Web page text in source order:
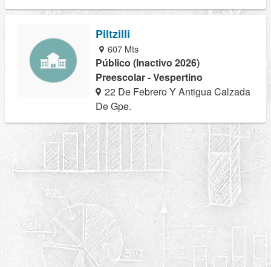
Piltzilli
607 Mts
Público (Inactivo 2026)
Preescolar - Vespertino
22 De Febrero Y Antigua Calzada
De Gpe.